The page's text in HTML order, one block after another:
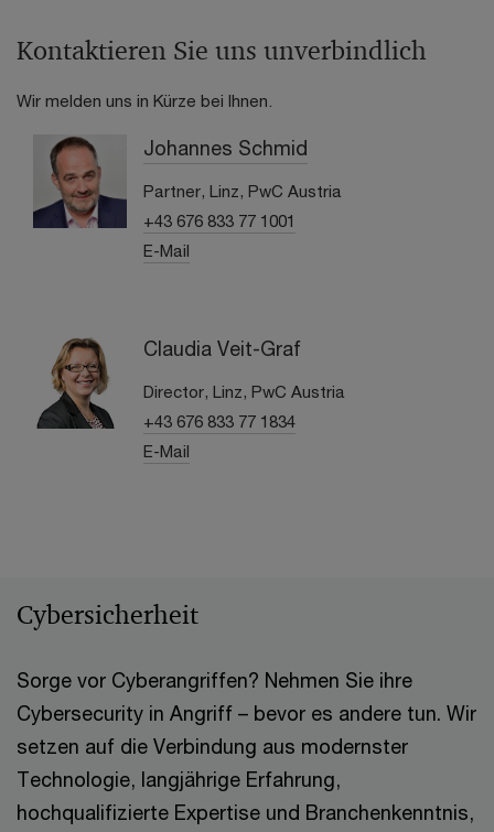
Kontaktieren Sie uns unverbindlich
Wir melden uns in Kürze bei Ihnen.
Johannes Schmid
Partner, Linz, PwC Austria
+43 676 833 77 1001
E-Mail
Claudia Veit-Graf
Director, Linz, PwC Austria
+43 676 833 77 1834
E-Mail
Cybersicherheit
Sorge vor Cyberangriffen? Nehmen Sie ihre
Cybersecurity in Angriff – bevor es andere tun. Wir
setzen auf die Verbindung aus modernster
Technologie, langjährige Erfahrung,
hochqualifizierte Expertise und Branchenkenntnis,